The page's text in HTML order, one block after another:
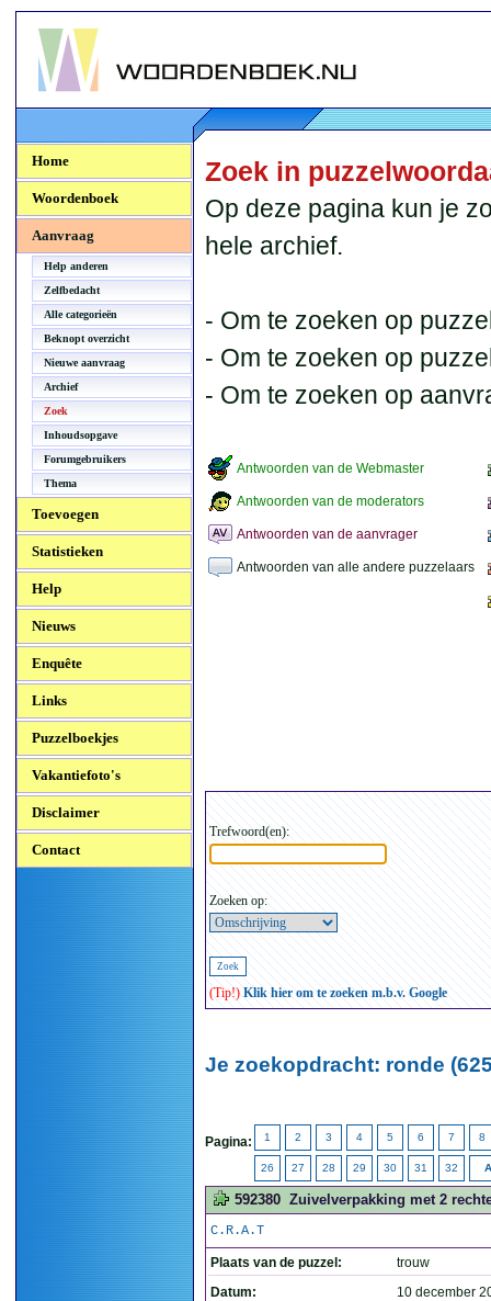
Woordenboek.NU
Home
Woordenboek
Aanvraag
Help anderen
Zelfbedacht
Alle categorieën
Beknopt overzicht
Nieuwe aanvraag
Archief
Zoek
Inhoudsopgave
Forumgebruikers
Thema
Toevoegen
Statistieken
Help
Nieuws
Enquête
Links
Puzzelboekjes
Vakantiefoto's
Disclaimer
Contact
Zoek in
Op deze pagina kun je
hele archief.
- Om te zoeken op
- Om te zoeken op
- Om te zoeken op
Antwoorden van de Webmaster
Antwoorden van de moderators
Antwoorden van de aanvrager
Antwoorden van alle andere puzzelaars
Trefwoord(en):
Zoeken op:
(Tip!) Klik hier om te zoeken m.b.v. Google
Je zoekopdracht: ronde
Pagina: 1 2 3 4 5 6 7 8
26 27 28 29 30 31 32
592380 Zuivelverpakking met 2
C.R.A.T
Plaats van de puzzel:
trouw
Datum:
10 december